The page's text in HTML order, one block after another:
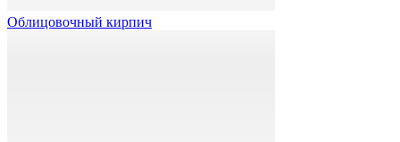
Облицовочный кирпич